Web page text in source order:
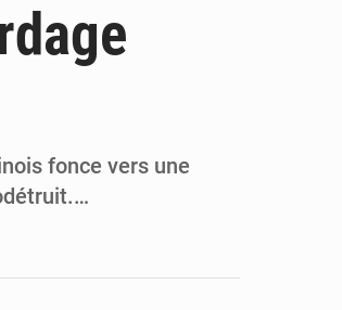
inédit
fonce vers une